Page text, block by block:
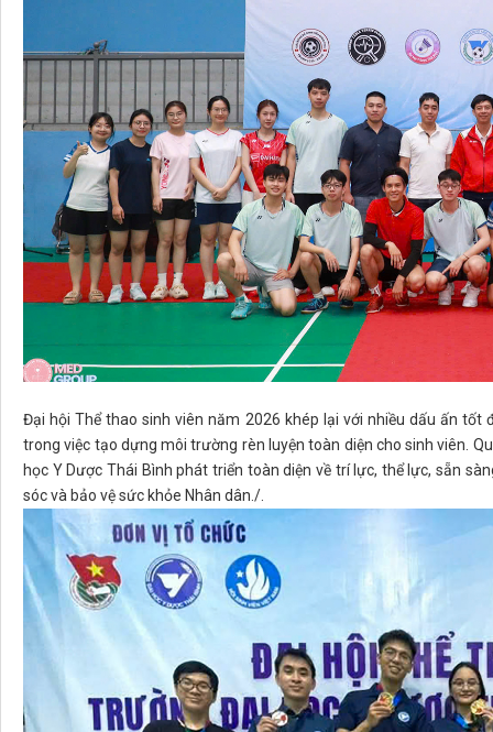
Đại hội Thể thao sinh viên năm 2026 khép lại với nhiều dấu ấn
trong việc tạo dựng môi trường rèn luyện toàn diện cho sinh viên.
học Y Dược Thái Bình phát triển toàn diện về trí lực, thể lực, sẵn
sóc và bảo vệ sức khỏe Nhân dân./.